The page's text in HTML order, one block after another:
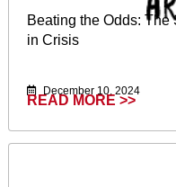
Beating the Odds:
in Crisis
December 10, 2024
READ MORE >>